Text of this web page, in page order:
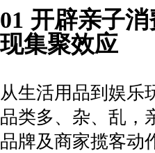
01 开辟亲子
现集聚效应
从生活用品到娱乐
品类多、杂、乱，
品牌及商家揽客动